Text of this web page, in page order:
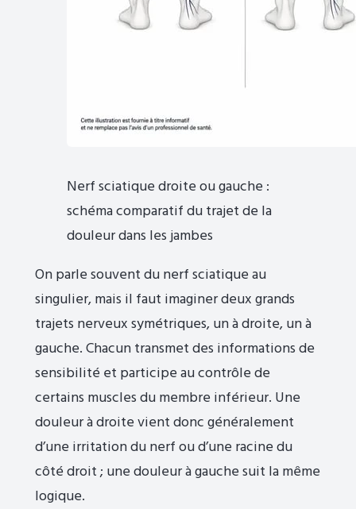
Nerf sciatique droite ou gauche :
schéma comparatif du trajet de la
douleur dans les jambes
On parle souvent du nerf sciatique au
singulier, mais il faut imaginer deux grands
trajets nerveux symétriques, un à droite, un à
gauche. Chacun transmet des informations de
sensibilité et participe au contrôle de
certains muscles du membre inférieur. Une
douleur à droite vient donc généralement
d’une irritation du nerf ou d’une racine du
côté droit ; une douleur à gauche suit la même
logique.